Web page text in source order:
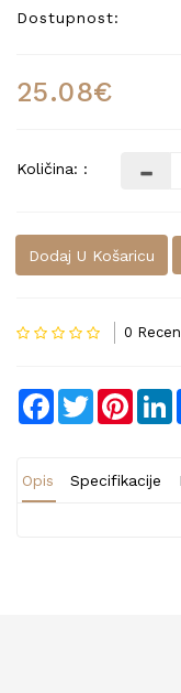
Dostupnost:
25.08€
Količina: :
Dodaj U Košaricu
0
Facebook
Twitter
Opis Specifikacije